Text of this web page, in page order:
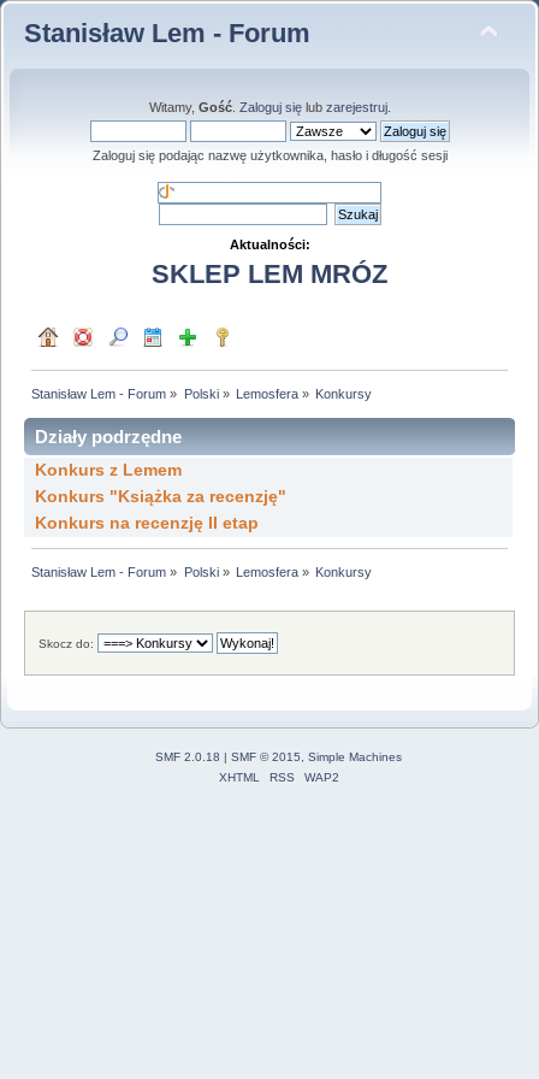
Stanisław Lem - Forum
Witamy, Gość. Zaloguj sięlub zarejestruj.
Zaloguj się podając nazwę użytkownika, hasło i długość sesji
Aktualności:
SKLEP LEM MRÓZ
Stanisław Lem - Forum » Polski» Lemosfera» Konkursy
Działy podrzędne
Konkurs z Lemem
Konkurs "Książka za recenzję"
Konkurs na recenzję II etap
Stanisław Lem - Forum » Polski» Lemosfera» Konkursy
Skocz do:
SMF 2.0.18 | SMF © 2015
Simple Machines
XHTML
RSS WAP2